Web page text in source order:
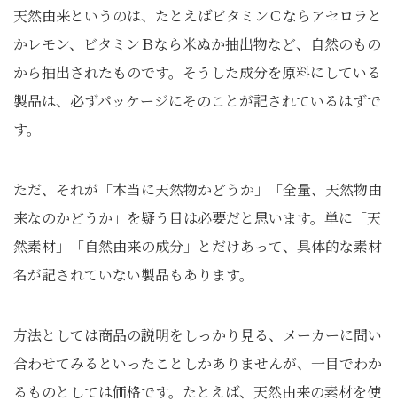
天然由来というのは、たとえばビタミンＣならアセロラと
かレモン、ビタミンＢなら米ぬか抽出物など、自然のもの
から抽出されたものです。そうした成分を原料にしている
製品は、必ずパッケージにそのことが記されているはずで
す。
ただ、それが「本当に天然物かどうか」「全量、天然物由
来なのかどうか」を疑う目は必要だと思います。単に「天
然素材」「自然由来の成分」とだけあって、具体的な素材
名が記されていない製品もあります。
方法としては商品の説明をしっかり見る、メーカーに問い
合わせてみるといったことしかありませんが、一目でわか
るものとしては価格です。たとえば、天然由来の素材を使